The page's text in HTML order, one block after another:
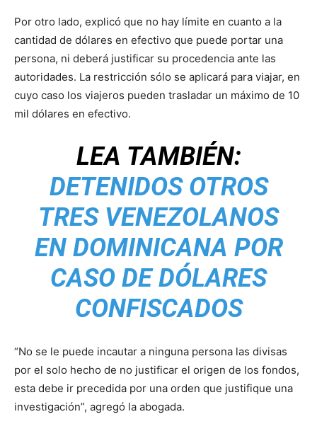
Por otro lado, explicó que no hay límite en cuanto a la
cantidad de dólares en efectivo que puede portar una
persona, ni deberá justificar su procedencia ante las
autoridades. La restricción sólo se aplicará para viajar, en
cuyo caso los viajeros pueden trasladar un máximo de 10
mil dólares en efectivo.
LEA TAMBIÉN:
DETENIDOS OTROS
TRES VENEZOLANOS
EN DOMINICANA POR
CASO DE DÓLARES
CONFISCADOS
“No se le puede incautar a ninguna persona las divisas
por el solo hecho de no justificar el origen de los fondos,
esta debe ir precedida por una orden que justifique una
investigación”, agregó la abogada.